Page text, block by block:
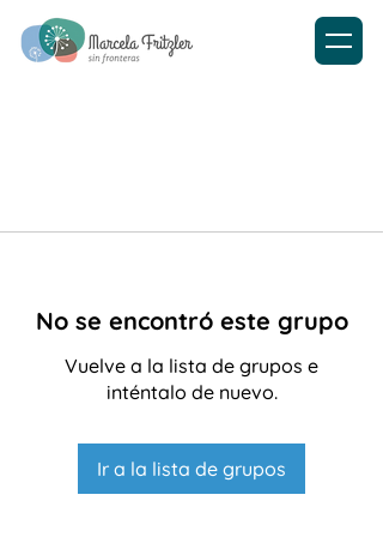
No se encontró este grupo
Vuelve a la lista de grupos e
inténtalo de nuevo.
Ir a la lista de grupos